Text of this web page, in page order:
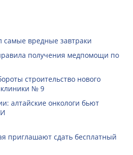
самые вредные завтраки
получения медпомощи по
строительство нового
№ 9
алтайские онкологи бьют
приглашают сдать бесплатный